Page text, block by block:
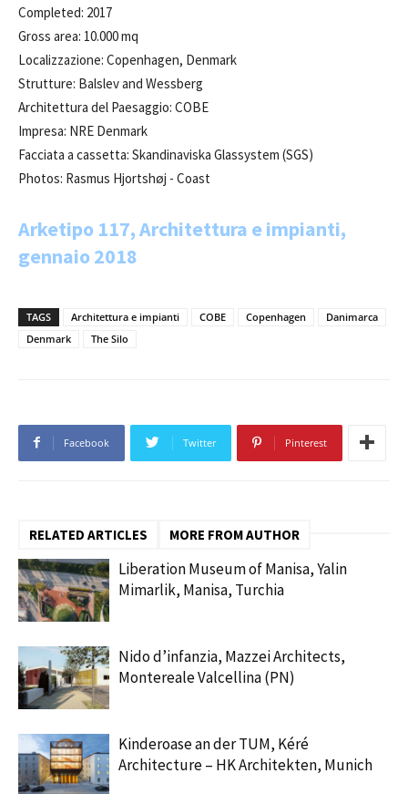
Completed: 2017
Gross area: 10.000 mq
Localizzazione: Copenhagen, Denmark
Strutture: Balslev and Wessberg
Architettura del Paesaggio: COBE
Impresa: NRE Denmark
Facciata a cassetta: Skandinaviska Glassystem (SGS)
Photos: Rasmus Hjortshøj - Coast
Arketipo 117, Architettura e impianti,
gennaio 2018
TAGS Architettura e impianti COBE Copenhagen
Danimarca
Denmark
The Silo
Facebook Twitter Pinterest
RELATED ARTICLES MORE FROM AUTHOR
Liberation Museum of Manisa, Yalin
Mimarlik, Manisa, Turchia
Nido d’infanzia, Mazzei Architects,
Montereale Valcellina (PN)
Kinderoase an der TUM, Kéré
Architecture – HK Architekten, Munich